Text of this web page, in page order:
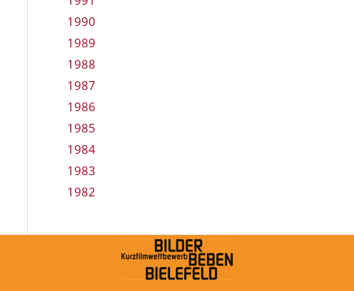
1990
1989
1988
1987
1986
1985
1984
1983
1982